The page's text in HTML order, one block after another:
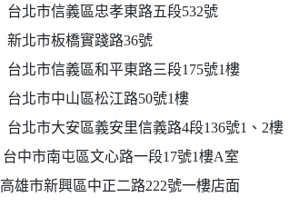
台北市信義區忠孝東路五段532號
新北市板橋實踐路36號
台北市信義區和平東路三段175號1樓
台北市中山區松江路50號1樓
台北市大安區義安里信義路4段136號1、2樓
台中市南屯區文心路一段17號1樓A室
高雄市新興區中正二路222號一樓店面